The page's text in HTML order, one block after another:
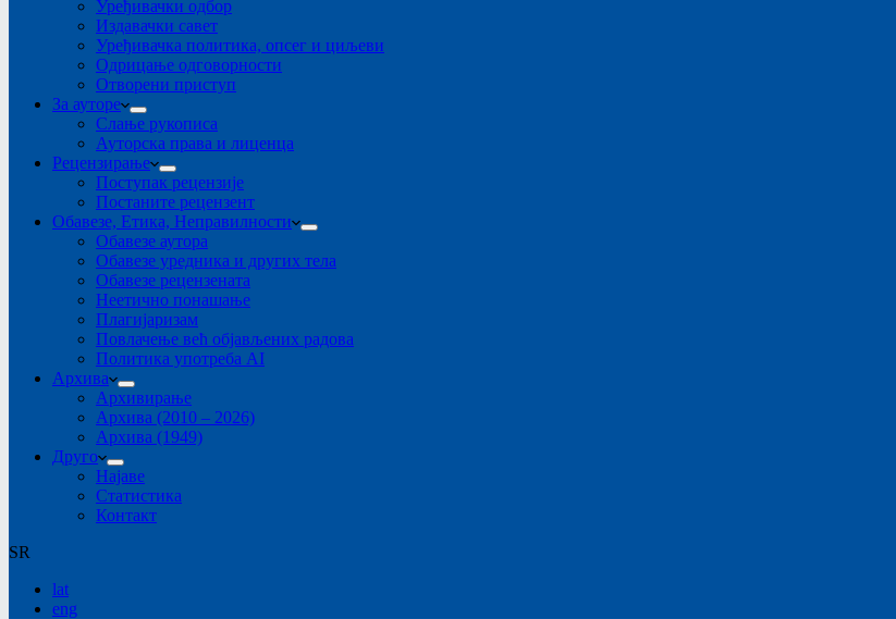
Уређивачки одбор
Издавачки савет
Уређивачка политика, опсег и циљеви
Одрицање одговорности
Отворени приступ
За ауторе
Слање рукописа
Ауторска права и лиценца
Рецензирање
Поступак рецензије
Постаните рецензент
Обавезе, Етика, Неправилности
Обавезе аутора
Обавезе уредника и других тела
Обавезе рецензената
Неетично понашање
Плагијаризам
Повлачење већ објављених радова
Политика употреба AI
Архива
Архивирање
Архива (2010 – 2026)
Архива (1949)
Друго
Најаве
Статистика
Контакт
SR
lat
eng